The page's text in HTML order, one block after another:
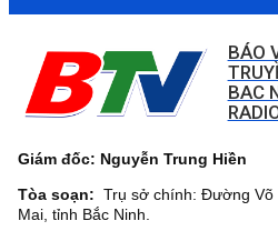
BÁO
BAC
Giám đốc: Nguyễn Trung Hiền
Tòa soạn: Trụ sở chính: Đường
Mai, tỉnh Bắc Ninh.